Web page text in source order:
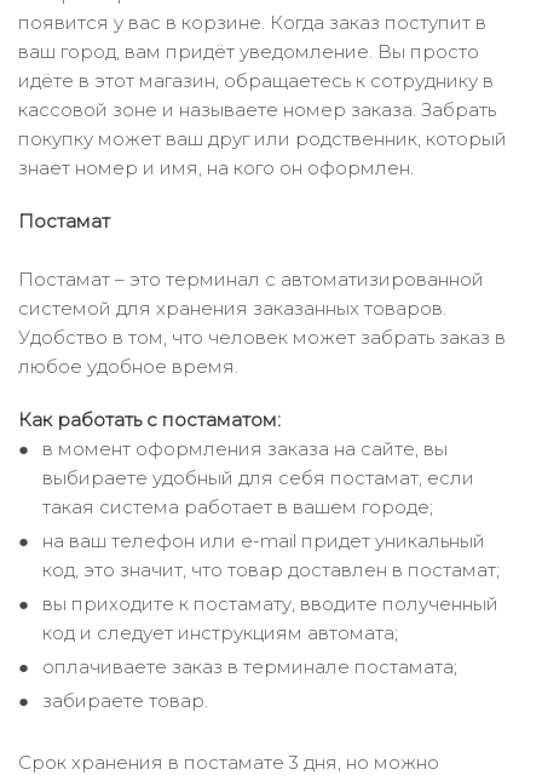
появится у вас в корзине. Когда заказ поступит в
ваш город, вам придёт уведомление. Вы просто
идёте в этот магазин, обращаетесь к сотруднику в
кассовой зоне и называете номер заказа. Забрать
покупку может ваш друг или родственник, который
знает номер и имя, на кого он оформлен.
Постамат
Постамат – это терминал с автоматизированной
системой для хранения заказанных товаров.
Удобство в том, что человек может забрать заказ в
любое удобное время.
Как работать с постаматом:
в момент оформления заказа на сайте, вы
выбираете удобный для себя постамат, если
такая система работает в вашем городе;
на ваш телефон или e-mail придет уникальный
код, это значит, что товар доставлен в постамат;
вы приходите к постамату, вводите полученный
код и следует инструкциям автомата;
оплачиваете заказ в терминале постамата;
забираете товар.
Срок хранения в постамате 3 дня, но можно